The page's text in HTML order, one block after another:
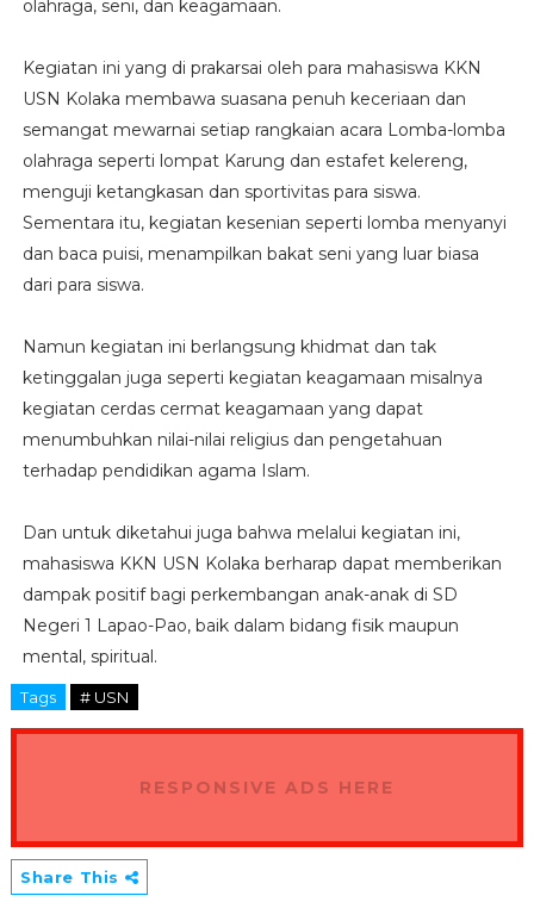
olahraga, seni, dan keagamaan.
Kegiatan ini yang di prakarsai oleh para mahasiswa KKN
USN Kolaka membawa suasana penuh keceriaan dan
semangat mewarnai setiap rangkaian acara Lomba-lomba
olahraga seperti lompat Karung dan estafet kelereng,
menguji ketangkasan dan sportivitas para siswa.
Sementara itu, kegiatan kesenian seperti lomba menyanyi
dan baca puisi, menampilkan bakat seni yang luar biasa
dari para siswa.
Namun kegiatan ini berlangsung khidmat dan tak
ketinggalan juga seperti kegiatan keagamaan misalnya
kegiatan cerdas cermat keagamaan yang dapat
menumbuhkan nilai-nilai religius dan pengetahuan
terhadap pendidikan agama Islam.
Dan untuk diketahui juga bahwa melalui kegiatan ini,
mahasiswa KKN USN Kolaka berharap dapat memberikan
dampak positif bagi perkembangan anak-anak di SD
Negeri 1 Lapao-Pao, baik dalam bidang fisik maupun
mental, spiritual.
Tags # USN
RESPONSIVE ADS HERE
Share This